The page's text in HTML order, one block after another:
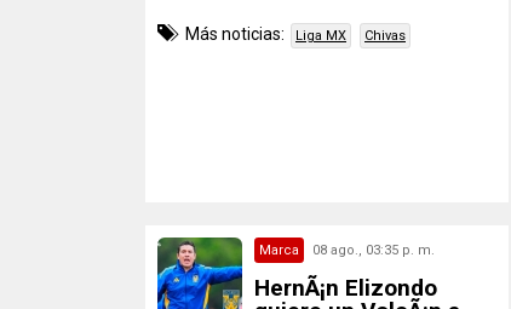
Más noticias: Liga MX Chivas
Marca 08 ago., 03:35 p. m.
HernÃ¡n Elizondo